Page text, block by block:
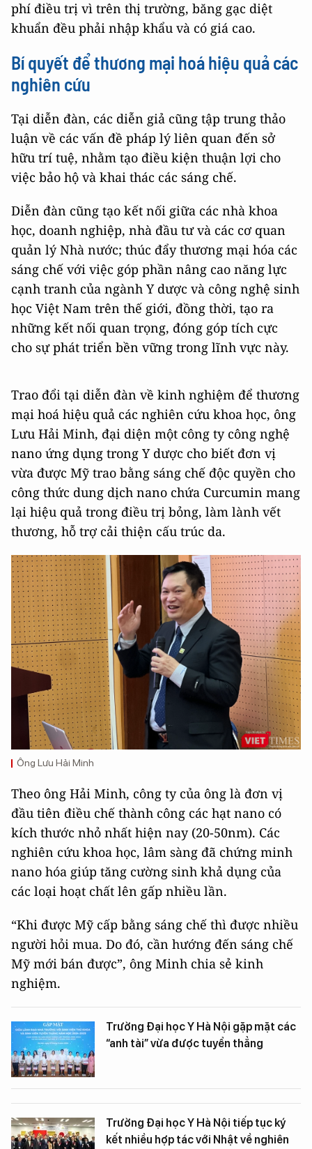
phí điều trị vì trên thị trường, băng gạc diệt
khuẩn đều phải nhập khẩu và có giá cao.
Bí quyết để thương mại hoá hiệu quả các
nghiên cứu
Tại diễn đàn, các diễn giả cũng tập trung thảo
luận về các vấn đề pháp lý liên quan đến sở
hữu trí tuệ, nhằm tạo điều kiện thuận lợi cho
việc bảo hộ và khai thác các sáng chế.
Diễn đàn cũng tạo kết nối giữa các nhà khoa
học, doanh nghiệp, nhà đầu tư và các cơ quan
quản lý Nhà nước; thúc đẩy thương mại hóa các
sáng chế với việc góp phần nâng cao năng lực
cạnh tranh của ngành Y dược và công nghệ sinh
học Việt Nam trên thế giới, đồng thời, tạo ra
những kết nối quan trọng, đóng góp tích cực
cho sự phát triển bền vững trong lĩnh vực này.
Trao đổi tại diễn đàn về kinh nghiệm để thương
mại hoá hiệu quả các nghiên cứu khoa học, ông
Lưu Hải Minh, đại diện một công ty công nghệ
nano ứng dụng trong Y dược cho biết đơn vị
vừa được Mỹ trao bằng sáng chế độc quyền cho
công thức dung dịch nano chứa Curcumin mang
lại hiệu quả trong điều trị bỏng, làm lành vết
thương, hỗ trợ cải thiện cấu trúc da.
Ông Lưu Hải Minh
Theo ông Hải Minh, công ty của ông là đơn vị
đầu tiên điều chế thành công các hạt nano có
kích thước nhỏ nhất hiện nay (20-50nm). Các
nghiên cứu khoa học, lâm sàng đã chứng minh
nano hóa giúp tăng cường sinh khả dụng của
các loại hoạt chất lên gấp nhiều lần.
“Khi được Mỹ cấp bằng sáng chế thì được nhiều
người hỏi mua. Do đó, cần hướng đến sáng chế
Mỹ mới bán được”, ông Minh chia sẻ kinh
nghiệm.
Trường Đại học Y Hà Nội gặp mặt các
“anh tài” vừa được tuyển thẳng
Trường Đại học Y Hà Nội tiếp tục ký
kết nhiều hợp tác với Nhật về nghiên